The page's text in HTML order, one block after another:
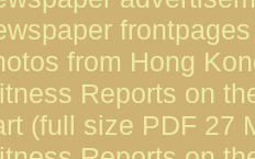
from Hong
Reports on
(full size PDF 27